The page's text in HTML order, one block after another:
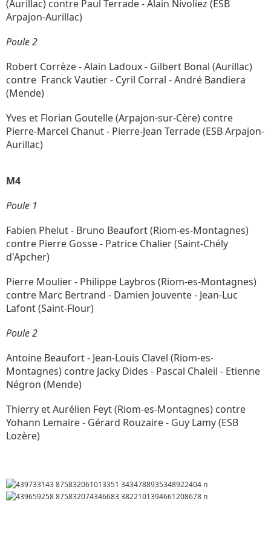
(Aurillac) contre Paul Terrade - Alain Nivoliez (ESB
Arpajon-Aurillac)
Poule 2
Robert Corrèze - Alain Ladoux - Gilbert Bonal (Aurillac)
contre Franck Vautier - Cyril Corral - André Bandiera
(Mende)
Yves et Florian Goutelle (Arpajon-sur-Cère) contre
Pierre-Marcel Chanut - Pierre-Jean Terrade (ESB Arpajon-
Aurillac)
M4
Poule 1
Fabien Phelut - Bruno Beaufort (Riom-es-Montagnes)
contre Pierre Gosse - Patrice Chalier (Saint-Chély
d'Apcher)
Pierre Moulier - Philippe Laybros (Riom-es-Montagnes)
contre Marc Bertrand - Damien Jouvente - Jean-Luc
Lafont (Saint-Flour)
Poule 2
Antoine Beaufort - Jean-Louis Clavel (Riom-es-
Montagnes) contre Jacky Dides - Pascal Chaleil - Etienne
Négron (Mende)
Thierry et Aurélien Feyt (Riom-es-Montagnes) contre
Yohann Lemaire - Gérard Rouzaire - Guy Lamy (ESB
Lozère)